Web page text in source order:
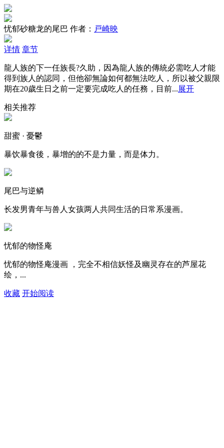
忧郁砂糖龙的尾巴 作者： 戸崎映
详情 章节
龍人族的下一任族長?久助，因為龍人族的傳統必需吃人才能
得到族人的認同，但他卻無論如何都無法吃人，所以被父親限
期在20歲生日之前一定要完成吃人的任務，目前...展开
相关推荐
甜蜜 · 憂鬱
暴饮暴食後，暴增的的不是力量，而是体力。
尾巴与逆鳞
长发男青年与兽人女孩两人共同生活的日常系漫画。
忧郁的物怪庵
忧郁的物怪庵漫画 ，完全不相信妖怪及幽灵存在的芦屋花
绘，...
收藏 开始阅读